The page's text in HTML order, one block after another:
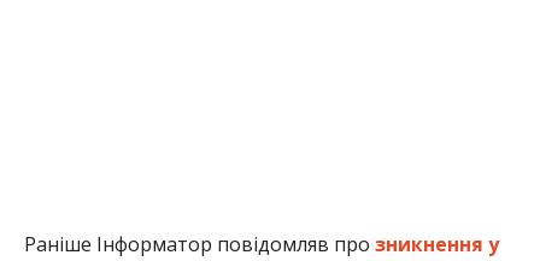
Раніше Інформатор повідомляв про зникнення у